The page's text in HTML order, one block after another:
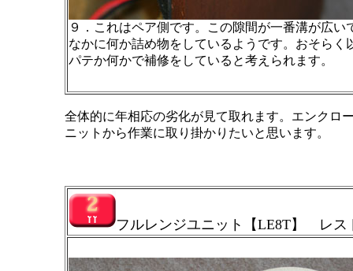
９．これはペア側です。この隙間が一番溝が広い
なかに何か詰め物をしているようです。おそらく
パテか何かで補修をしていると考えられます。
全体的に年相応の劣化が見て取れます。エンクロ
ニットから作業に取り掛かりたいと思います。
フルレンジユニット【LE8T】 レス